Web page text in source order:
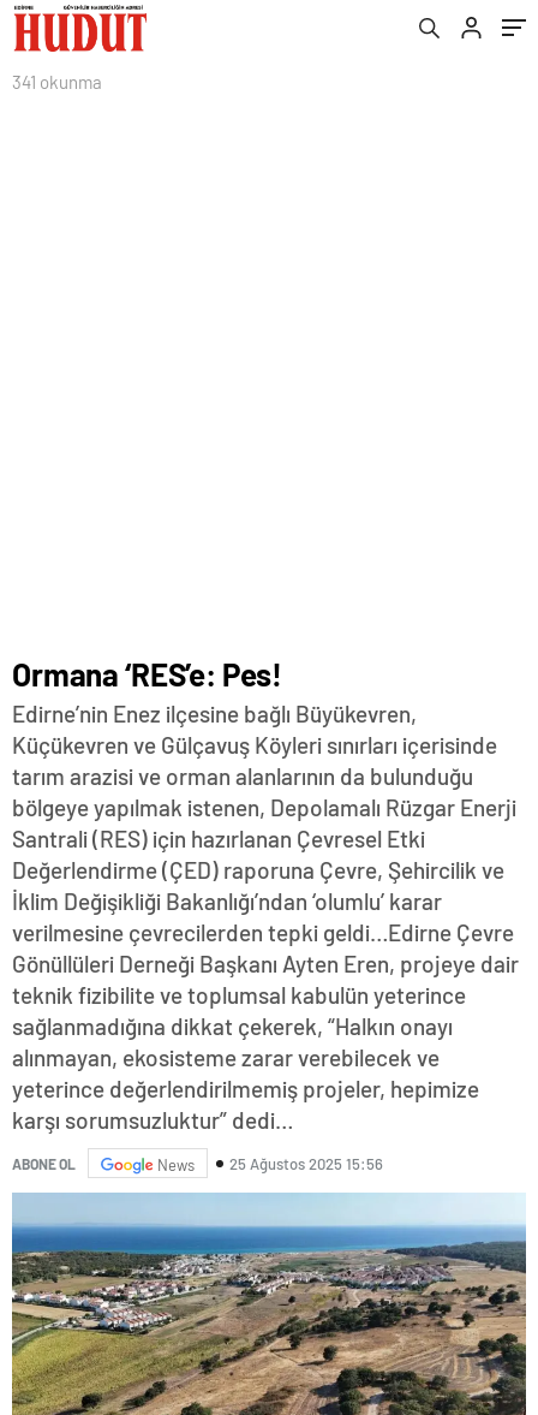
341 okunma
Ormana ‘RES’e: Pes!
Edirne’nin Enez ilçesine bağlı Büyükevren,
Küçükevren ve Gülçavuş Köyleri sınırları içerisinde
tarım arazisi ve orman alanlarının da bulunduğu
bölgeye yapılmak istenen, Depolamalı Rüzgar Enerji
Santrali (RES) için hazırlanan Çevresel Etki
Değerlendirme (ÇED) raporuna Çevre, Şehircilik ve
İklim Değişikliği Bakanlığı’ndan ‘olumlu’ karar
verilmesine çevrecilerden tepki geldi…Edirne Çevre
Gönüllüleri Derneği Başkanı Ayten Eren, projeye dair
teknik fizibilite ve toplumsal kabulün yeterince
sağlanmadığına dikkat çekerek, “Halkın onayı
alınmayan, ekosisteme zarar verebilecek ve
yeterince değerlendirilmemiş projeler, hepimize
karşı sorumsuzluktur” dedi…
ABONE OL News 25 Ağustos 2025 15:56